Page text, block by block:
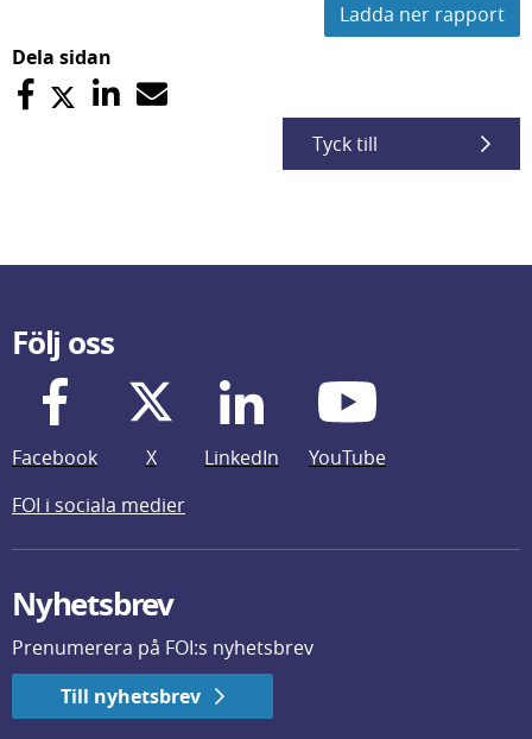
Ladda ner rapport
Dela sidan
Tyck till
Följ oss
Facebook X LinkedIn
YouTube
FOI i sociala medier
Nyhetsbrev
Prenumerera på FOI:s nyhetsbrev
Till nyhetsbrev